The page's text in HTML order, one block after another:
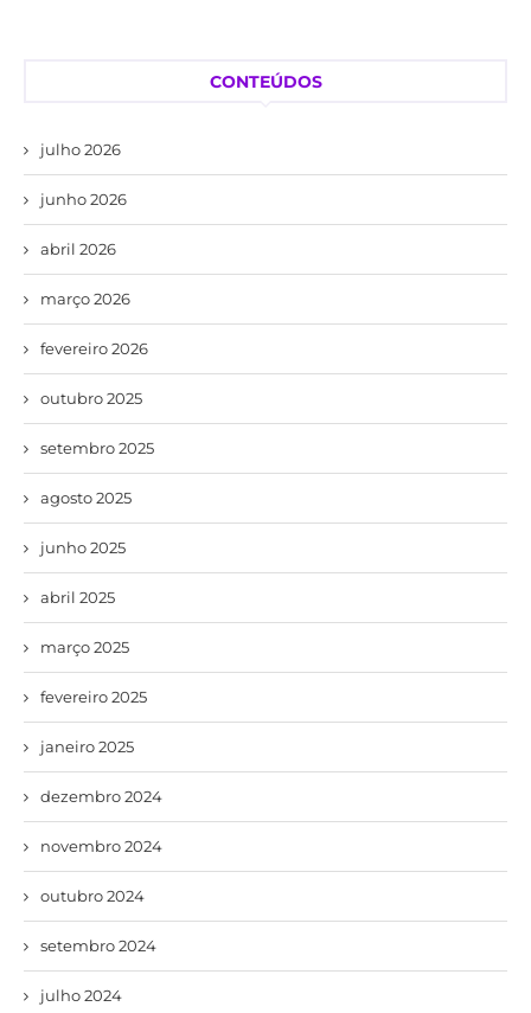
CONTEÚDOS
julho 2026
junho 2026
abril 2026
março 2026
fevereiro 2026
outubro 2025
setembro 2025
agosto 2025
junho 2025
abril 2025
março 2025
fevereiro 2025
janeiro 2025
dezembro 2024
novembro 2024
outubro 2024
setembro 2024
julho 2024